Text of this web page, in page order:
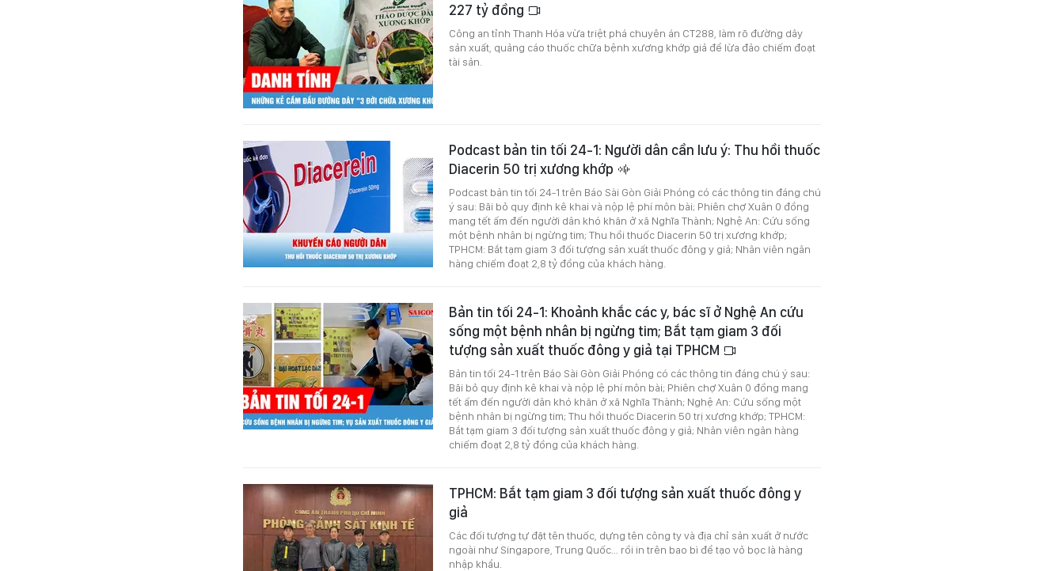
227 tỷ đồng
Công an tỉnh Thanh Hóa vừa triệt phá chuyên án CT288, làm rõ đường dây
sản xuất, quảng cáo thuốc chữa bệnh xương khớp giả để lừa đảo chiếm đoạt
tài sản.
Podcast bản tin tối 24-1: Người dân cần lưu ý: Thu hồi thuốc
Diacerin 50 trị xương khớp
Podcast bản tin tối 24-1 trên Báo Sài Gòn Giải Phóng có các thông tin đáng chú
ý sau: Bãi bỏ quy định kê khai và nộp lệ phí môn bài; Phiên chợ Xuân 0 đồng
mang tết ấm đến người dân khó khăn ở xã Nghĩa Thành; Nghệ An: Cứu sống
một bệnh nhân bị ngừng tim; Thu hồi thuốc Diacerin 50 trị xương khớp;
TPHCM: Bắt tạm giam 3 đối tượng sản xuất thuốc đông y giả; Nhân viên ngân
hàng chiếm đoạt 2,8 tỷ đồng của khách hàng.
Bản tin tối 24-1: Khoảnh khắc các y, bác sĩ ở Nghệ An cứu
sống một bệnh nhân bị ngừng tim; Bắt tạm giam 3 đối
tượng sản xuất thuốc đông y giả tại TPHCM
Bản tin tối 24-1 trên Báo Sài Gòn Giải Phóng có các thông tin đáng chú ý sau:
Bãi bỏ quy định kê khai và nộp lệ phí môn bài; Phiên chợ Xuân 0 đồng mang
tết ấm đến người dân khó khăn ở xã Nghĩa Thành; Nghệ An: Cứu sống một
bệnh nhân bị ngừng tim; Thu hồi thuốc Diacerin 50 trị xương khớp; TPHCM:
Bắt tạm giam 3 đối tượng sản xuất thuốc đông y giả; Nhân viên ngân hàng
chiếm đoạt 2,8 tỷ đồng của khách hàng.
TPHCM: Bắt tạm giam 3 đối tượng sản xuất thuốc đông y
giả
Các đối tượng tự đặt tên thuốc, dựng tên công ty và địa chỉ sản xuất ở nước
ngoài như Singapore, Trung Quốc… rồi in trên bao bì để tạo vỏ bọc là hàng
nhập khẩu.